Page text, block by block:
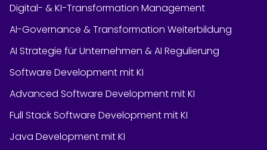
Digital- & KI-Transformation Management
AI-Governance & Transformation Weiterbildung
AI Strategie für Unternehmen & AI Regulierung
Software Development mit KI
Advanced Software Development mit KI
Full Stack Software Development mit KI
Java Development mit KI